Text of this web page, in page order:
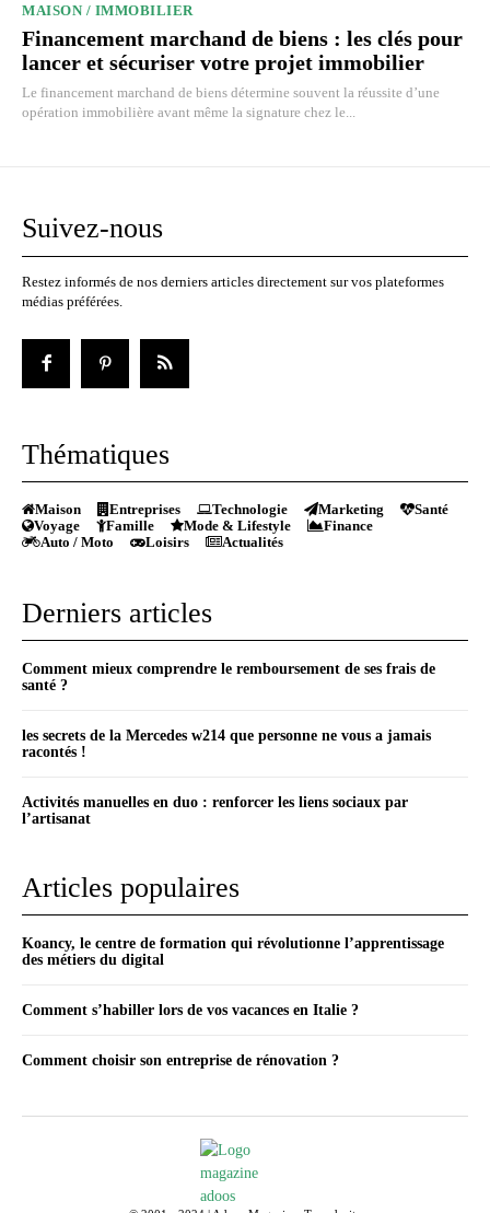
MAISON / IMMOBILIER
Financement marchand de biens : les clés pour
lancer et sécuriser votre projet immobilier
Le financement marchand de biens détermine souvent la réussite d’une
opération immobilière avant même la signature chez le...
Suivez-nous
Restez informés de nos derniers articles directement sur vos plateformes
médias préférées.
Thématiques
Maison Entreprises Technologie Marketing
Santé
Voyage
Famille Mode & Lifestyle
Finance
Auto / Moto
Loisirs Actualités
Derniers articles
Comment mieux comprendre le remboursement de ses frais de
santé ?
les secrets de la Mercedes w214 que personne ne vous a jamais
racontés !
Activités manuelles en duo : renforcer les liens sociaux par
l’artisanat
Articles populaires
Koancy, le centre de formation qui révolutionne l’apprentissage
des métiers du digital
Comment s’habiller lors de vos vacances en Italie ?
Comment choisir son entreprise de rénovation ?